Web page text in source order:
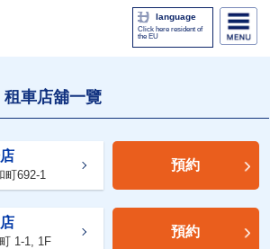
language
Click here resident of
the EU
車店舖一覽
町692-1
預約
1-1, 1F
預約